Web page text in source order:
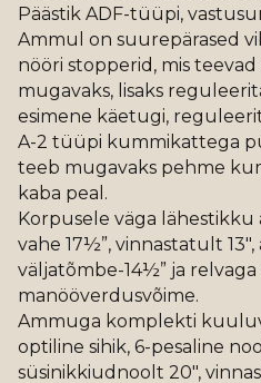
Päästik ADF-tüüpi,
Ammul on suurepärased
nööri stopperid, mis teevad
mugavaks, lisaks
esimene käetugi,
A-2 tüüpi kummikattega
teeb mugavaks pehme
kaba peal.
Korpusele väga lähestikku
vahe 17½”, vinnastatult
väljatõmbe-14½” ja relvaga
manööverdusvõime.
Ammuga komplekti
optiline sihik, 6-pesaline
süsinikkiudnoolt 20″,